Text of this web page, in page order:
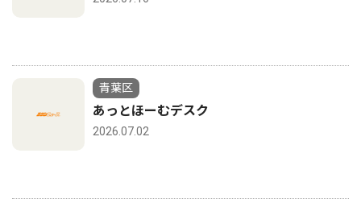
青葉区
あっとほーむデスク
2026.07.02